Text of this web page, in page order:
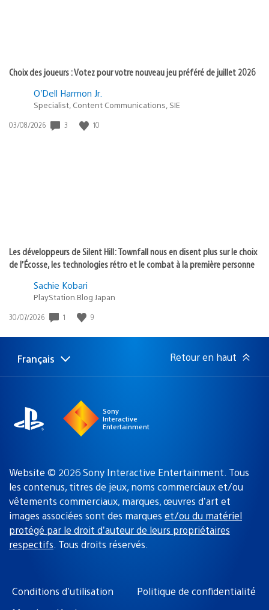
Choix des joueurs : Votez pour votre nouveau jeu préféré de juillet 2026
O’Dell Harmon Jr.
Specialist, Content Communications, SIE
Date
03/08/2026 3 10
Les développeurs de Silent Hill: Townfall nous en disent plus sur le choix
de l’Écosse, les technologies rétro et le combat à la première personne
Sachie Kobari
PlayStation.Blog Japan
Date
publication
30/07/2026 1 9
Choisir
une
Région
actuelle
Français Retour en haut
Sony
Interactive
Entertainment
Website © 2026 Sony Interactive Entertainment. Tous
les contenus, titres de jeux, noms commerciaux et/ou
vêtements commerciaux, marques, œuvres d’art et
images associées sont des marques et/ou du matériel
protégé par le droit d’auteur de leurs propriétaires
respectifs. Tous droits réservés.
Conditions d’utilisation
Politique de confidentialité